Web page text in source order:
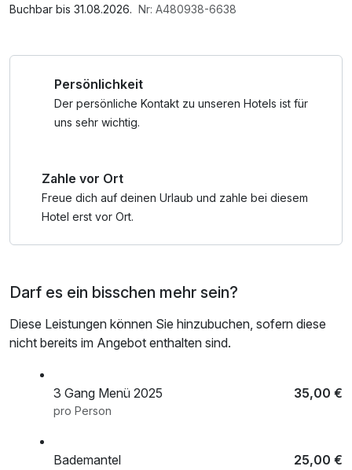
eignet.
schönen Spazierwegen ein beliebter Ort für Besucher ist.
Hier finden oft Veranstaltungen und Konzerte statt, die zur
lebendigen Atmosphäre des Ortes beitragen. Die Stadt
Kurgästen und Erholungssuchenden ausgerichtet sind.
Die Umgebung von Bad Meinberg ist reich an Natur und
und bieten eine Vielzahl von Wanderwegen mit
Darüber hinaus ist Bad Meinberg ein guter Ausgangspunkt,
Städte, Schlösser und kulturellen Sehenswürdigkeiten
bekannt ist. Dazu gehören das Schloss Detmold, die
Insgesamt bietet Bad Meinberg eine Kombination aus
1 Flasche Mineralwasser, Saunabenutzung, Saunatuch,
Buchbar bis 31.08.2026. Nr: A480938-6638
Persönlichkeit
Der persönliche Kontakt zu unseren Hotels ist für
uns sehr wichtig.
Zahle vor Ort
Freue dich auf deinen Urlaub und zahle bei diesem
Hotel erst vor Ort.
Darf es ein bisschen mehr sein?
Diese Leistungen können Sie hinzubuchen, sofern diese
nicht bereits im Angebot enthalten sind.
3 Gang Menü 2025 35,00 €
pro Person
Bademantel 25,00 €